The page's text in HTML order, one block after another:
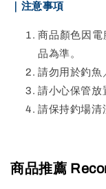
｜注意事項
商品顏色因電
品為準。
請勿用於釣魚
請小心保管放
請保持釣場清
商品推薦